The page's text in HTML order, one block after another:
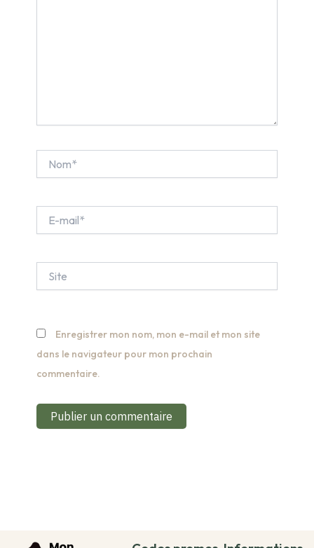
mail*
Enregistrer mon nom, mon e-mail et mon site
dans le navigateur pour mon prochain
commentaire.